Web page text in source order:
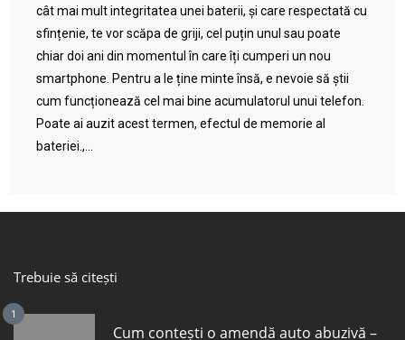
cât mai mult integritatea unei baterii, și care respectată cu
sfințenie, te vor scăpa de griji, cel puțin unul sau poate
chiar doi ani din momentul în care îți cumperi un nou
smartphone. Pentru a le ține minte însă, e nevoie să știi
cum funcționează cel mai bine acumulatorul unui telefon.
Poate ai auzit acest termen, efectul de memorie al
bateriei.,...
Trebuie să citești
1
Cum contești o amendă auto abuzivă –